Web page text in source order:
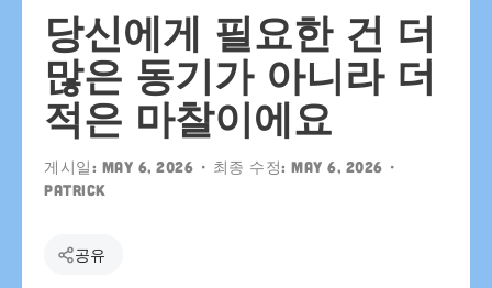
당신에게 필요한 건 더
많은 동기가 아니라 더
적은 마찰이에요
게시일: May 6, 2026 • 최종 수정: May 6, 2026 •
patrick
공유